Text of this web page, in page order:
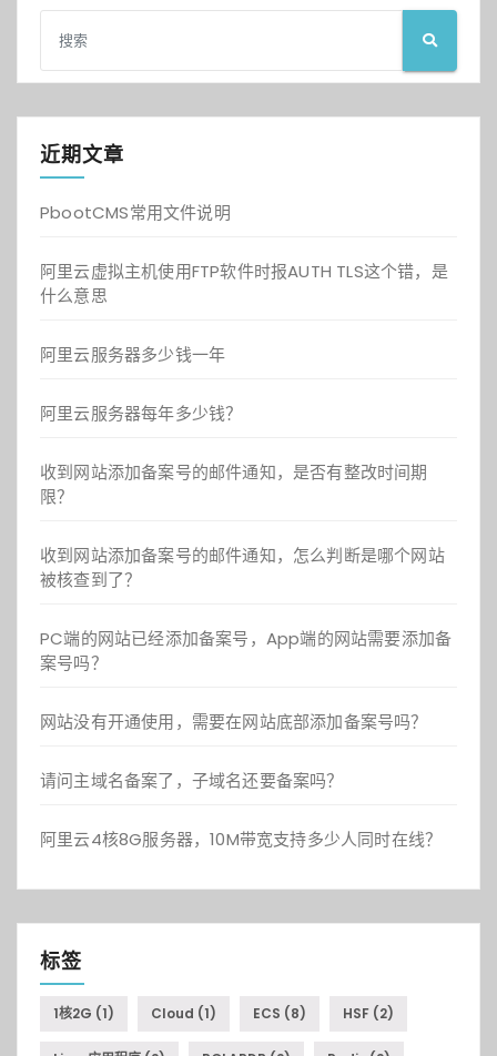
近期文章
PbootCMS常用文件说明
阿里云虚拟主机使用FTP软件时报AUTH TLS这个错，是
什么意思
阿里云服务器多少钱一年
阿里云服务器每年多少钱？
收到网站添加备案号的邮件通知，是否有整改时间期
限？
收到网站添加备案号的邮件通知，怎么判断是哪个网站
被核查到了？
PC端的网站已经添加备案号，App端的网站需要添加备
案号吗？
网站没有开通使用，需要在网站底部添加备案号吗？
请问主域名备案了，子域名还要备案吗？
阿里云4核8G服务器，10M带宽支持多少人同时在线？
标签
1核2G (1) Cloud (1) ECS (8) HSF (2)